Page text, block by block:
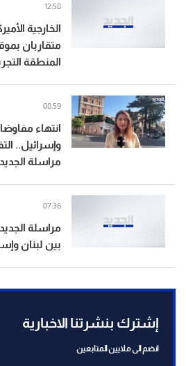
‏الخارجية
متقاربان
المنطقة
12:58
انتهاء
وإسرائيل..
مراسلة الجديد
08:59
مراسلة
بين لبنان
07:36
إشترك بنشرتنا الاخبارية
انضم الى ملايين المتابعين